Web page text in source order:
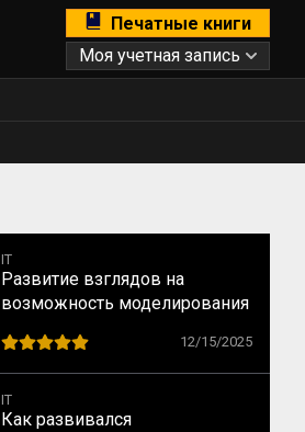
Печатные книги
Моя учетная запись
IT
Развитие взглядов на
возможность моделирования
Платона до наших дней12/15/2025
IT
Как развивался